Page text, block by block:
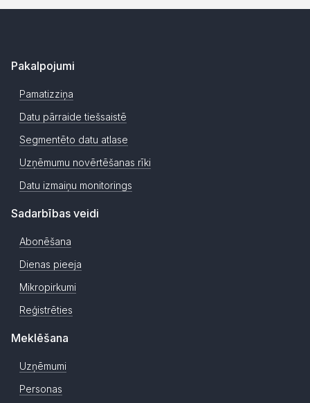
Pakalpojumi
Pamatizziņa
Datu pārraide tiešsaistē
Segmentēto datu atlase
Uzņēmumu novērtēšanas rīki
Datu izmaiņu monitorings
Sadarbības veidi
Abonēšana
Dienas pieeja
Mikropirkumi
Reģistrēties
Meklēšana
Uzņēmumi
Personas